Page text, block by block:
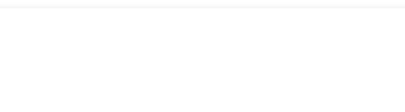
des plateformes et des dApps.